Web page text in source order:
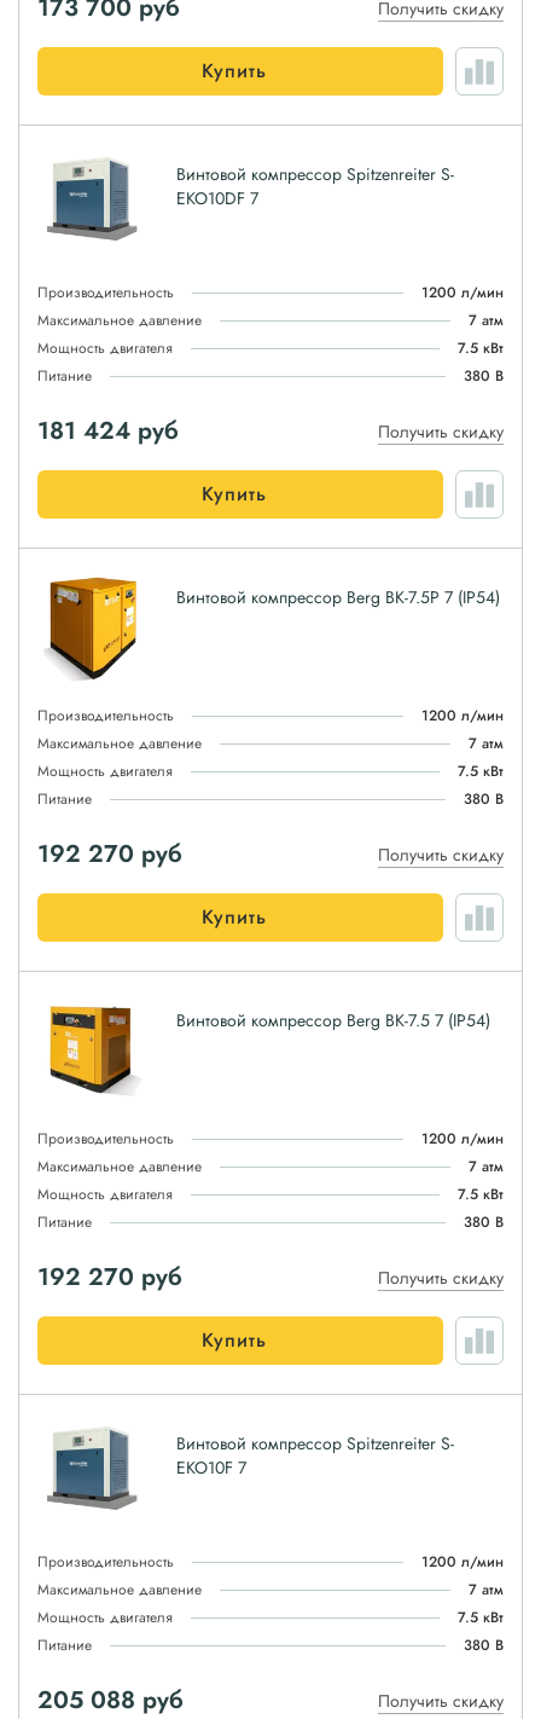
173 700 руб Получить скидку
Купить
Винтовой компрессор Spitzenreiter S-
EKO10DF 7
Производительность
1200 л/мин
Максимальное давление
7 атм
Мощность двигателя
7.5 кВт
Питание
380 В
181 424 руб Получить скидку
Купить
Винтовой компрессор Berg ВК-7.5Р 7 (IP54)
Производительность
1200 л/мин
Максимальное давление
7 атм
Мощность двигателя
7.5 кВт
Питание
380 В
192 270 руб Получить скидку
Купить
Винтовой компрессор Berg ВК-7.5 7 (IP54)
Производительность
1200 л/мин
Максимальное давление
7 атм
Мощность двигателя
7.5 кВт
Питание
380 В
192 270 руб Получить скидку
Купить
Винтовой компрессор Spitzenreiter S-
EKO10F 7
Производительность
1200 л/мин
Максимальное давление
7 атм
Мощность двигателя
7.5 кВт
Питание
380 В
205 088 руб Получить скидку